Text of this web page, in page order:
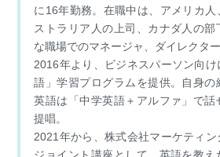
に16年勤務。在職中は、アメリカ
ストラリア人の上司、カナダ人の
な職場でのマネージャ、ダイレクター
2016年より、ビジネスパーソン向
語」学習プログラムを提供。自身の
英語は「中学英語＋アルファ」で話
提唱。
2021年から、株式会社マーケティ